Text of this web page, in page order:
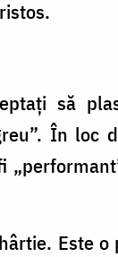
să
În loc
Este o